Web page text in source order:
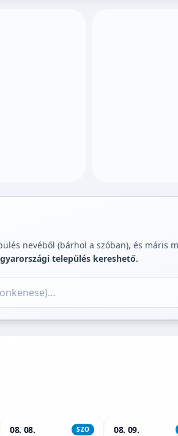
nevéből (bárhol a szóban), és máris
település kereshető.
08. 08. SZO 08. 09.